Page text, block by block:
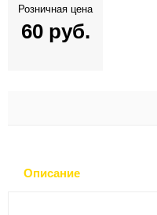
Розничная цена
60 руб.
Описание